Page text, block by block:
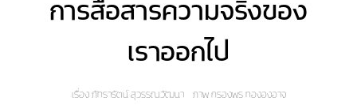
การสื่อสารความจริงของ
เราออกไป
เรื่อง ภัทรารัตน์ สุวรรณวัฒนา ภาพ กรองพร ทององอาจ